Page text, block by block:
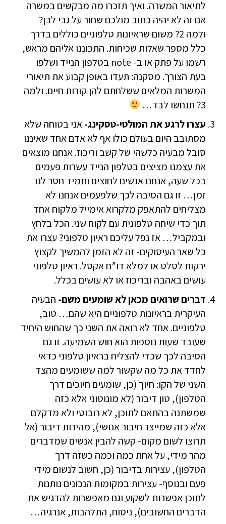
לתיאור המשרה. ואיך תזכרו מה מבקשים במשרה
אם זה לא יהיה כתוב מולכם שחור על גבי לבן?
ולמה 2? משום שראיונות טלפוניים כוללים בדרך
כלל מספר שאלות שכיחות. התכוננו אליהם מראש,
רשמו על פתק או ב- note בטלפון הנייד ושלפו
בעת הצורך. מסקנה: תעדו באופן קבוע את תיאורי
המשרות המלאים ששלחתם להן קורות חיים. ולמה
3? תנחשו לבד…
עצרו לרגע את המולטי-טסקינג-אני בטוחה שלא
מסתובב היום בעולם כולו אף לא אדם אחד שאיננו
סובל מבעיה כלשהי של קשב וריכוז. אנחנו מוצאים
את עצמנו מציצים בטלפון הנייד עשרות פעמים
בכל שעה, אנחנו אנשים לחוצים ותמיד חסר לנו
זמן… זו גם הסיבה לכך שלפעמים אנחנו לא
מצליחים להתאפק מלקרוא אימייל מלקוח אחד
תוך כדי שיחה טלפונית עם לקוח שני. הכל בלחץ
ובמקביל… אז נפל עליכם ראיון טלפוני? עצרו את
כל שאר העיסוקים- זה לא הזמן להמשיך לקצוץ
ירקות לסלט או למלא דו”ח אקסל. ראיון טלפוני
עושים באהבה ובריכוז או לא עושים בכלל.
דברים שרואים מכאן לא שומעים משם- הבעיה
העיקרית בראיונות טלפוניים היא שהם… טוב,
טלפוניים. אחד לא רואה את השני כך שהחוש היחיד
שעובד שעות נוספות הוא חוש השמיעה. זו גם
הסיבה לכך שכדי להצליח בראיון טלפוני כדאי
לחדד את כל מה שקשור למה ששומעים מהצד
השני של הקו: חיוך (כן, שומעים חיוכים דרך
הטלפון), טון דיבור (לא מונוטוני אלא כזה
שמשתנה בהתאם לתוכן, לא רובוטי ולא מדקלם
אלא כזה שמייצר חיבור אנושי), מהירות דיבור (אל
תרוצו לשום מקום- קשה להבין אנשים שמדברים
מהר מידי, על אחת כמה וכמה כשזה דרך
הטלפון), עצירות בדיבור (כן, חשוב לנשום מידי
פעם ובנוסף- עצירות במקומות הנכונים נותנות
לתוכן אפשרות לשקוע וגם מאפשרות להדגיש את
הדברים החשובים), ניסוח, התלהבות, אנרגיה…